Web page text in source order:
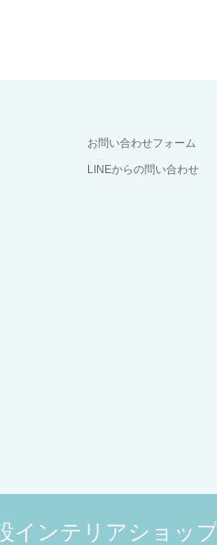
お問い合わせフォーム
LINEからの問い合わせ
インテリアショッ